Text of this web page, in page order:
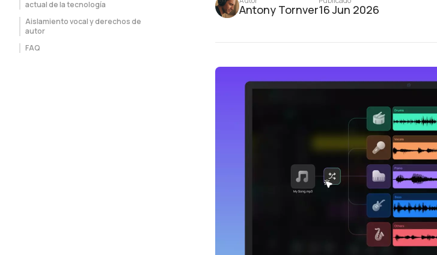
actual de la tecnología
Aislamiento vocal y derechos de
autor
FAQ
Antony Tornver16 Jun 2026